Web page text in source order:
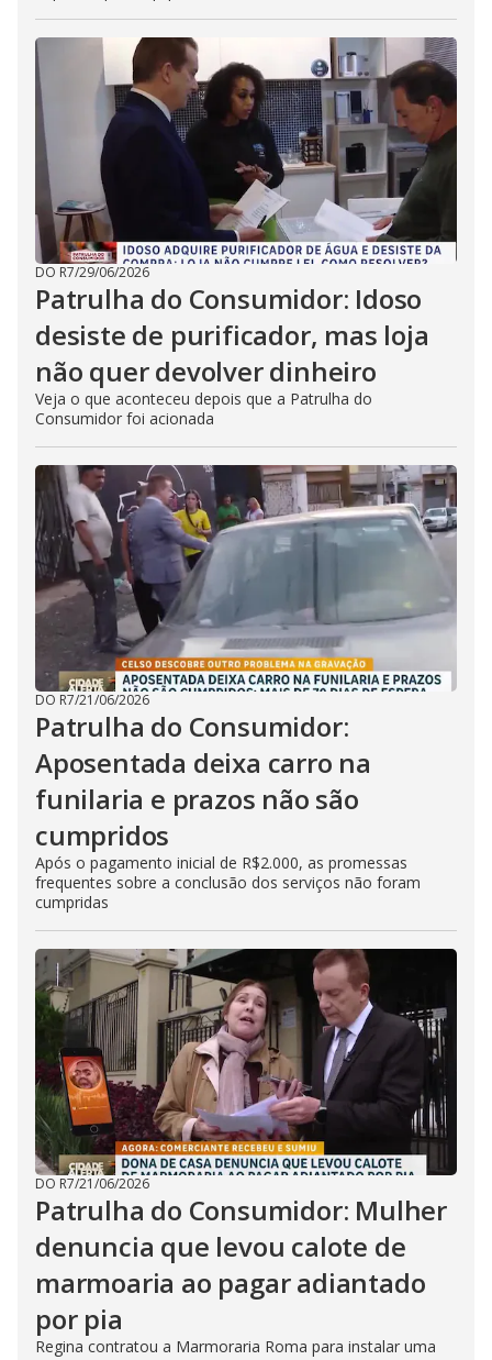
DO R7/29/06/2026
Patrulha do Consumidor: Idoso
desiste de purificador, mas loja
não quer devolver dinheiro
Veja o que aconteceu depois que a Patrulha do
Consumidor foi acionada
DO R7/21/06/2026
Patrulha do Consumidor:
Aposentada deixa carro na
funilaria e prazos não são
cumpridos
Após o pagamento inicial de R$2.000, as promessas
frequentes sobre a conclusão dos serviços não foram
cumpridas
DO R7/21/06/2026
Patrulha do Consumidor: Mulher
denuncia que levou calote de
marmoaria ao pagar adiantado
por pia
Regina contratou a Marmoraria Roma para instalar uma